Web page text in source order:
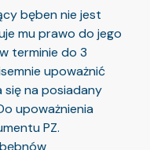
bęben nie jest
mu prawo do jego
terminie do 3
upoważnić
się na posiadany
upoważnienia
PZ.